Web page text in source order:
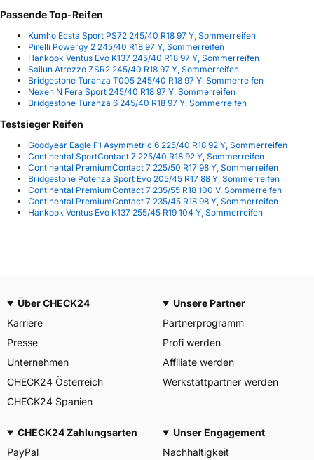
Passende Top-Reifen
Kumho Ecsta Sport PS72 245/40 R18 97 Y, Sommerreifen
Pirelli Powergy 2 245/40 R18 97 Y, Sommerreifen
Hankook Ventus Evo K137 245/40 R18 97 Y, Sommerreifen
Sailun Atrezzo ZSR2 245/40 R18 97 Y, Sommerreifen
Bridgestone Turanza T005 245/40 R18 97 Y, Sommerreifen
Nexen N Fera Sport 245/40 R18 97 Y, Sommerreifen
Bridgestone Turanza 6 245/40 R18 97 Y, Sommerreifen
Testsieger Reifen
Goodyear Eagle F1 Asymmetric 6 225/40 R18 92 Y, Sommerreifen
Continental SportContact 7 225/40 R18 92 Y, Sommerreifen
Continental PremiumContact 7 225/50 R17 98 Y, Sommerreifen
Bridgestone Potenza Sport Evo 205/45 R17 88 Y, Sommerreifen
Continental PremiumContact 7 235/55 R18 100 V, Sommerreifen
Continental PremiumContact 7 235/45 R18 98 Y, Sommerreifen
Hankook Ventus Evo K137 255/45 R19 104 Y, Sommerreifen
Über CHECK24
Karriere
Presse
Unternehmen
CHECK24 Österreich
CHECK24 Spanien
Unsere Partner
Partnerprogramm
Profi werden
Affiliate werden
Werkstattpartner werden
CHECK24 Zahlungsarten
PayPal
Unser Engagement
Nachhaltigkeit